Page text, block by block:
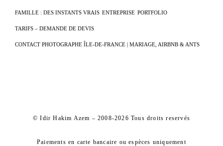
FAMILLE : DES INSTANTS VRAIS ENTREPRISE PORTFOLIO
TARIFS – DEMANDE DE DEVIS
CONTACT PHOTOGRAPHE ÎLE-DE-FRANCE | MARIAGE, AIRBNB & ANTS
© Idir Hakim Azem – 2008-2026 Tous droits reservés
Paiements en carte bancaire ou espèces uniquement